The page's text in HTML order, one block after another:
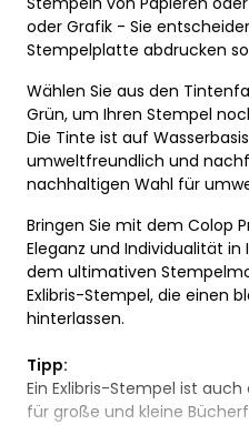
oder Grafik - Sie
Stempelplatte abdrucken
Wählen Sie aus den
Grün, um Ihren Stempel
Die Tinte ist auf
umweltfreundlich und
nachhaltigen Wahl für
Bringen Sie mit dem Colop
Eleganz und Individualität
dem ultimativen
Exlibris-Stempel, die einen
hinterlassen.
Tipp:
Ein Exlibris-Stempel ist
für große und kleine